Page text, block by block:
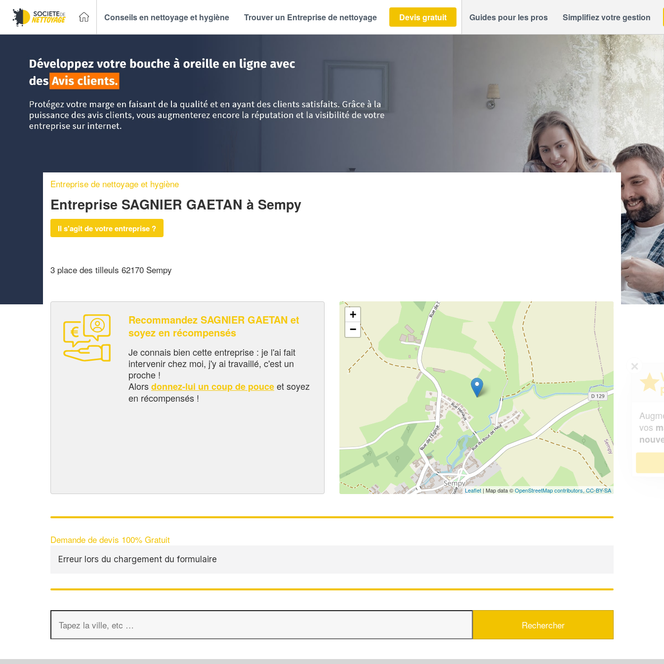
Conseils en nettoyage et hygiène Trouver un Entreprise de nettoyage Devis gratuit Guides pour les pros Simplifiez votre gestion
Entreprise de nettoyage et hygiène
Entreprise SAGNIER GAETAN à Sempy
Il s'agit de votre entreprise ?
3 place des tilleuls 62170 Sempy
Recommandez SAGNIER GAETAN et
soyez en récompensés
Je connais bien cette entreprise : je l'ai fait
intervenir chez moi, j'y ai travaillé, c'est un
proche !
Alorsdonnez-lui un coup de pouceet soyez
en récompensés !
+
−
Leaflet | Map data ©OpenStreetMap contributors, CC-BY-SA
Demande de devis 100% Gratuit
Erreur lors du chargement du formulaire
✕
Vous êtes un
professionnel ?
Augmentez votrechiffre d'affaireset
vos margestout en gagnant de
nouveaux clients!
En savoir plus